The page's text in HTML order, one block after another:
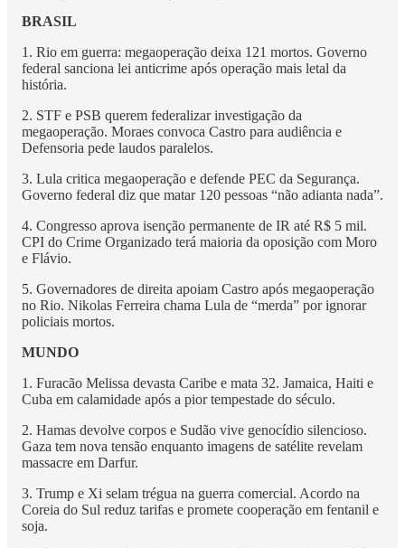
BRASIL
1. Rio em guerra: megaoperação deixa 121 mortos. Governo
federal sanciona lei anticrime após operação mais letal da
história.
2. STF e PSB querem federalizar investigação da
megaoperação. Moraes convoca Castro para audiência e
Defensoria pede laudos paralelos.
3. Lula critica megaoperação e defende PEC da Segurança.
Governo federal diz que matar 120 pessoas “não adianta nada”.
4. Congresso aprova isenção permanente de IR até R$ 5 mil.
CPI do Crime Organizado terá maioria da oposição com Moro
e Flávio.
5. Governadores de direita apoiam Castro após megaoperação
no Rio. Nikolas Ferreira chama Lula de “merda” por ignorar
policiais mortos.
MUNDO
1. Furacão Melissa devasta Caribe e mata 32. Jamaica, Haiti e
Cuba em calamidade após a pior tempestade do século.
2. Hamas devolve corpos e Sudão vive genocídio silencioso.
Gaza tem nova tensão enquanto imagens de satélite revelam
massacre em Darfur.
3. Trump e Xi selam trégua na guerra comercial. Acordo na
Coreia do Sul reduz tarifas e promete cooperação em fentanil e
soja.